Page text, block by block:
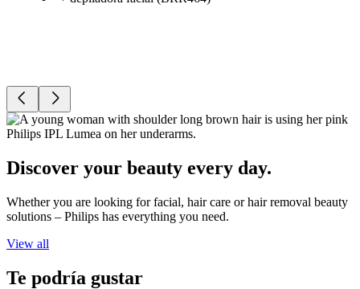
Discover your beauty every day.
Whether you are looking for facial, hair care or hair removal beauty
solutions – Philips has everything you need.
View all
Te podría gustar